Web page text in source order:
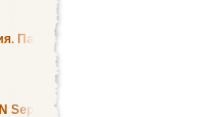
Пауль Шелли
September 1979